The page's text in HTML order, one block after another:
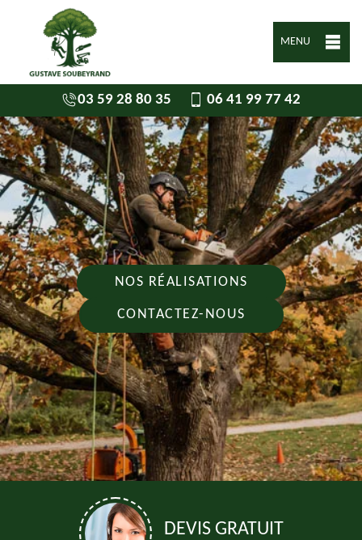
MENU
03 59 28 80 35 06 41 99 77 42
NOS RÉALISATIONS
CONTACTEZ-NOUS
DEVIS GRATUIT